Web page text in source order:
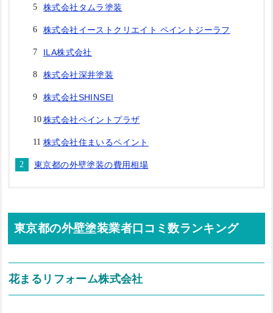
株式会社タムラ塗装
株式会社イーストクリエイト ペイントジーラフ
ILA株式会社
株式会社深井塗装
株式会社SHINSEI
株式会社ペイントプラザ
株式会社住まいるペイント
東京都の外壁塗装の費用相場
東京都の外壁塗装業者口コミ数ランキング
花まるリフォーム株式会社